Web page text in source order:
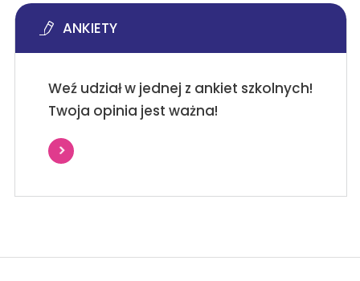
ANKIETY
Weź udział w jednej z ankiet szkolnych!
Twoja opinia jest ważna!